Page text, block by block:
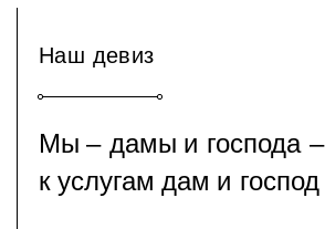
Наш девиз
Мы ‒ дамы и господа ‒
к услугам дам и господ